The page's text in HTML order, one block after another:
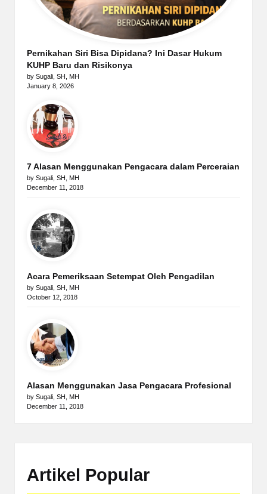
Pernikahan Siri Bisa Dipidana? Ini Dasar Hukum
KUHP Baru dan Risikonya
by Sugali, SH, MH
January 8, 2026
7 Alasan Menggunakan Pengacara dalam Perceraian
by Sugali, SH, MH
December 11, 2018
Acara Pemeriksaan Setempat Oleh Pengadilan
by Sugali, SH, MH
October 12, 2018
Alasan Menggunakan Jasa Pengacara Profesional
by Sugali, SH, MH
December 11, 2018
Artikel Popular